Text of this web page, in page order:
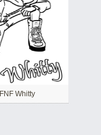
FNF Whitty